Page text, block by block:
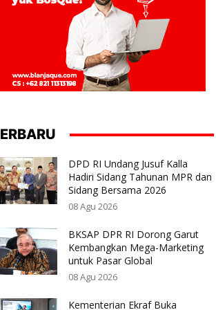
DPD RI Undang Jusuf Kalla
Hadiri Sidang Tahunan MPR dan
Sidang Bersama 2026
08 Agu 2026
BKSAP DPR RI Dorong Garut
Kembangkan Mega-Marketing
untuk Pasar Global
08 Agu 2026
Kementerian Ekraf Buka